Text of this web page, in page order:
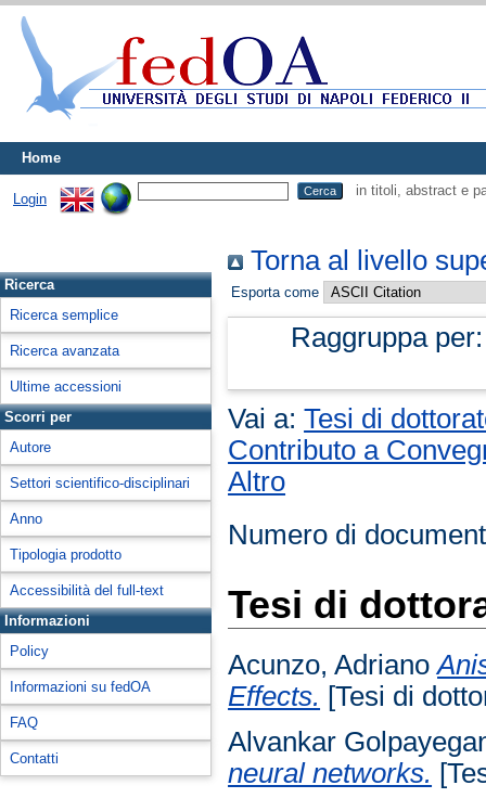
Home
Login
in titoli, abstract e
Ricerca
Ricerca semplice
Ricerca avanzata
Ultime accessioni
Scorri per
Autore
Settori scientifico-disciplinari
Anno
Tipologia prodotto
Accessibilità del full-text
Informazioni
Policy
Informazioni su fedOA
FAQ
Contatti
Torna al livello
Esporta come
Raggruppa
Vai a:Tesi di
Contributo a
Altro
Numero di
Tesi di
Acunzo, Adriano
Effects. [Tesi di
Alvankar
neural networks.